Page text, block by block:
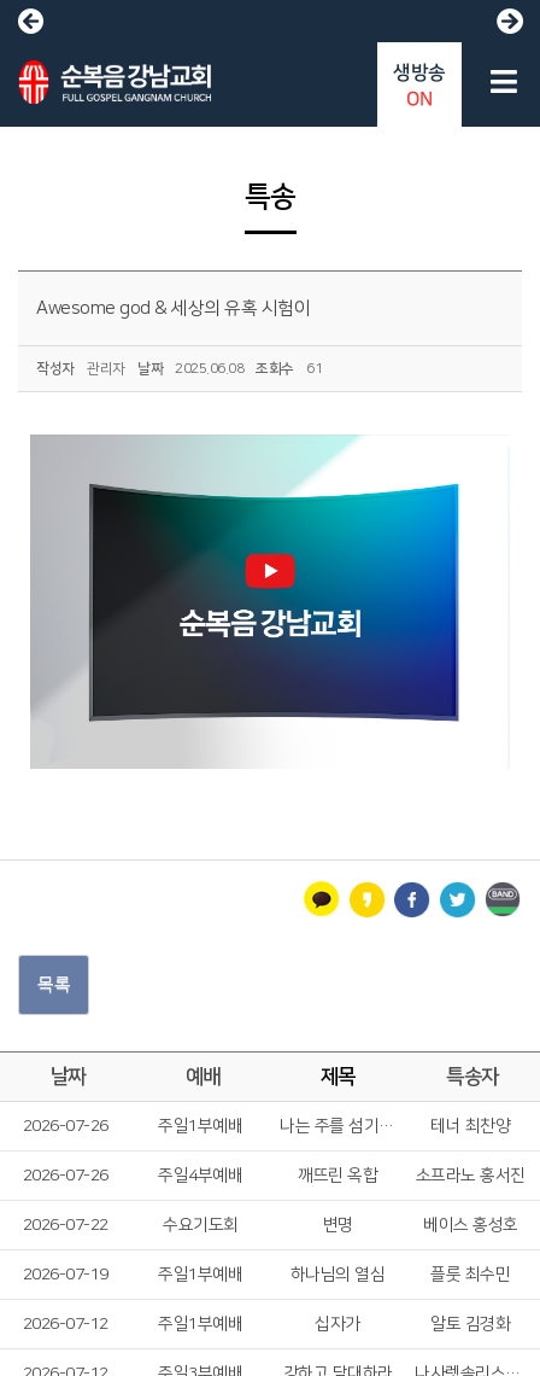
특송
Awesome god & 세상의 유혹 시험이
작성자 관리자 날짜 2025.06.08 조회수 61
목록
날짜 예배 제목 특송자
2026-07-26 주일1부예배 나는 주를 섬기는 것에 후회가 없습니다 테너 최찬양
2026-07-26 주일4부예배 깨뜨린 옥합 소프라노 홍서진
2026-07-22 수요기도회 변명 베이스 홍성호
2026-07-19 주일1부예배 하나님의 열심 플룻 최수민
2026-07-12 주일1부예배 십자가 알토 김경화
생방송
ON